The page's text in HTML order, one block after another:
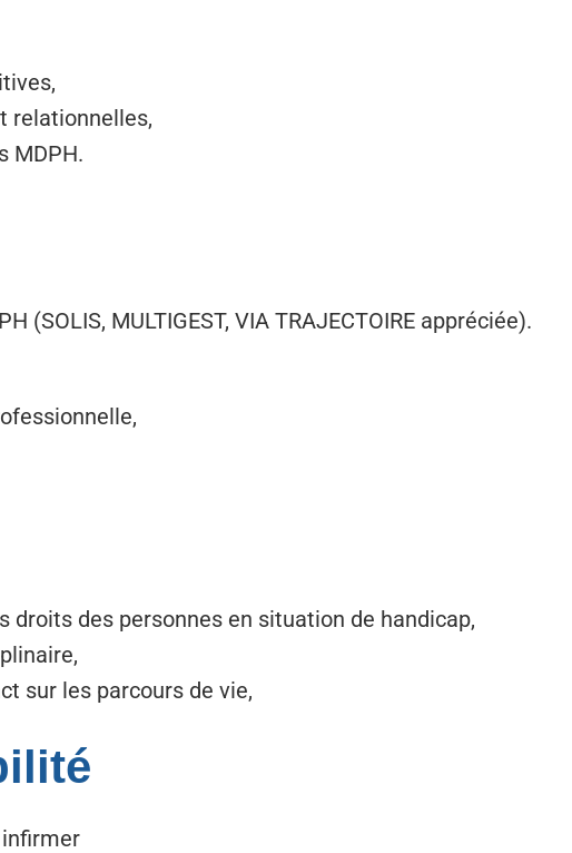
relationnelles,
MDPH.
MULTIGEST, VIA TRAJECTOIRE appréciée).
des personnes en situation de handicap,
sur les parcours de vie,